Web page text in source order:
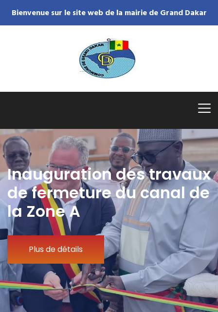
Bienvenue sur le site web de la mairie de Grand Dakar
Inauguration des travaux
de fermeture du canal de
la Zone A
Plus de détails